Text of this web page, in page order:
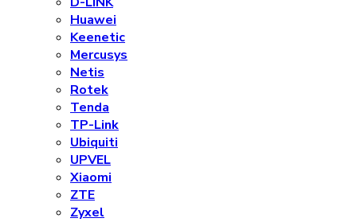
Huawei
Keenetic
Mercusys
Netis
Rotek
Tenda
TP-Link
Ubiquiti
UPVEL
Xiaomi
ZTE
Zyxel